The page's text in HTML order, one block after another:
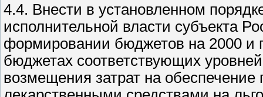
4.4. Внести в установленном
исполнительной власти субъекта
формировании бюджетов на 2000 и
бюджетах соответствующих
возмещения затрат на